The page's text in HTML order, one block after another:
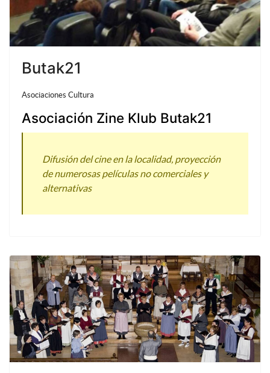
Butak21
Asociaciones Cultura
Asociación Zine Klub Butak21
Difusión del cine en la localidad, proyección
de numerosas películas no comerciales y
alternativas